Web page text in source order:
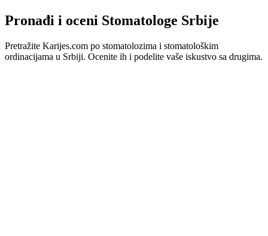
Pronađi i oceni Stomatologe Srbije
Pretražite Karijes.com po stomatolozima i stomatološkim
ordinacijama u Srbiji. Ocenite ih i podelite vaše iskustvo sa drugima.